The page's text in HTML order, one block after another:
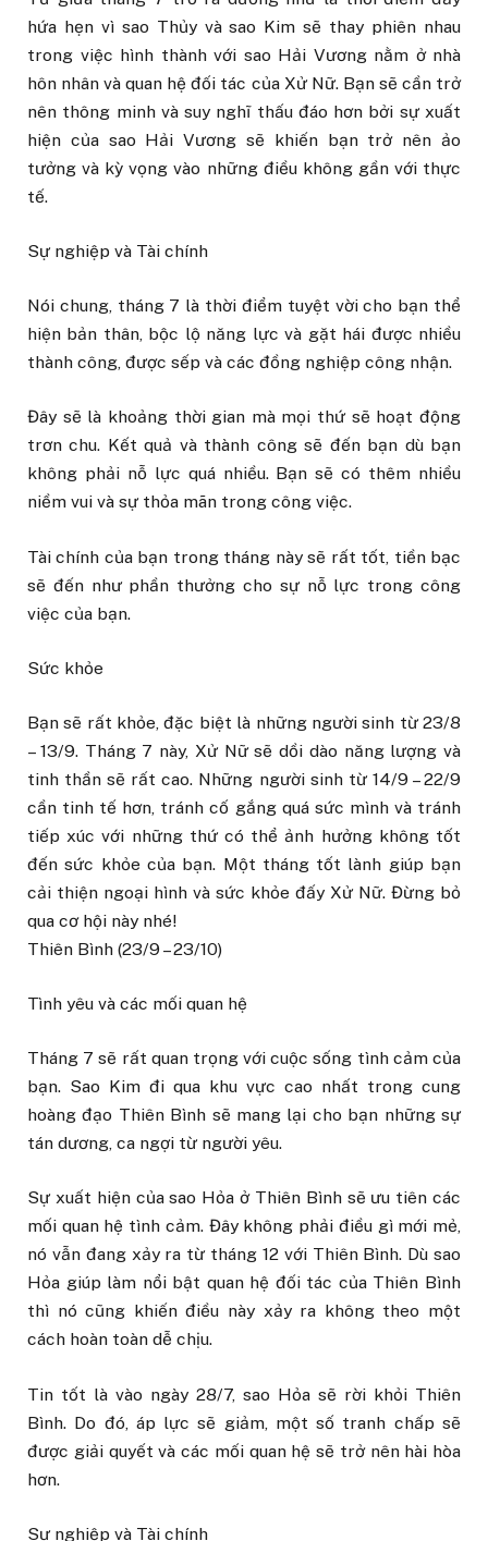
hứa hẹn vì sao Thủy và sao Kim sẽ thay phiên nhau
trong việc hình thành với sao Hải Vương nằm ở nhà
hôn nhân và quan hệ đối tác của Xử Nữ. Bạn sẽ cần trở
nên thông minh và suy nghĩ thấu đáo hơn bởi sự xuất
hiện của sao Hải Vương sẽ khiến bạn trở nên ảo
tưởng và kỳ vọng vào những điều không gần với thực
tế.
Sự nghiệp và Tài chính
Nói chung, tháng 7 là thời điểm tuyệt vời cho bạn thể
hiện bản thân, bộc lộ năng lực và gặt hái được nhiều
thành công, được sếp và các đồng nghiệp công nhận.
Đây sẽ là khoảng thời gian mà mọi thứ sẽ hoạt động
trơn chu. Kết quả và thành công sẽ đến bạn dù bạn
không phải nỗ lực quá nhiều. Bạn sẽ có thêm nhiều
niềm vui và sự thỏa mãn trong công việc.
Tài chính của bạn trong tháng này sẽ rất tốt, tiền bạc
sẽ đến như phần thưởng cho sự nỗ lực trong công
việc của bạn.
Sức khỏe
Bạn sẽ rất khỏe, đặc biệt là những người sinh từ 23/8
– 13/9. Tháng 7 này, Xử Nữ sẽ dồi dào năng lượng và
tinh thần sẽ rất cao. Những người sinh từ 14/9 – 22/9
cần tinh tế hơn, tránh cố gắng quá sức mình và tránh
tiếp xúc với những thứ có thể ảnh hưởng không tốt
đến sức khỏe của bạn. Một tháng tốt lành giúp bạn
cải thiện ngoại hình và sức khỏe đấy Xử Nữ. Đừng bỏ
qua cơ hội này nhé!
Thiên Bình (23/9 – 23/10)
Tình yêu và các mối quan hệ
Tháng 7 sẽ rất quan trọng với cuộc sống tình cảm của
bạn. Sao Kim đi qua khu vực cao nhất trong cung
hoàng đạo Thiên Bình sẽ mang lại cho bạn những sự
tán dương, ca ngợi từ người yêu.
Sự xuất hiện của sao Hỏa ở Thiên Bình sẽ ưu tiên các
mối quan hệ tình cảm. Đây không phải điều gì mới mẻ,
nó vẫn đang xảy ra từ tháng 12 với Thiên Bình. Dù sao
Hỏa giúp làm nổi bật quan hệ đối tác của Thiên Bình
thì nó cũng khiến điều này xảy ra không theo một
cách hoàn toàn dễ chịu.
Tin tốt là vào ngày 28/7, sao Hỏa sẽ rời khỏi Thiên
Bình. Do đó, áp lực sẽ giảm, một số tranh chấp sẽ
được giải quyết và các mối quan hệ sẽ trở nên hài hòa
hơn.
Sự nghiệp và Tài chính